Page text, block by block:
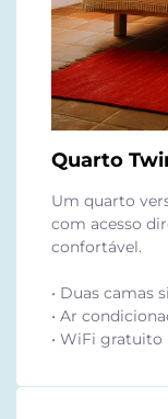
Quarto
Um quarto
com acesso
confortável.
• Duas camas
• Ar
• WiFi gratuito